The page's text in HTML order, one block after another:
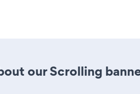
our Scrolling